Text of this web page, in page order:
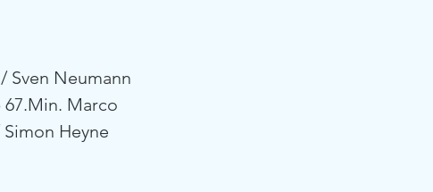
Sven Neumann
Marco
Heyne